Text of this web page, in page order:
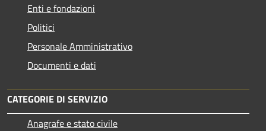
Enti e fondazioni
Politici
Personale Amministrativo
Documenti e dati
CATEGORIE DI SERVIZIO
Anagrafe e stato civile